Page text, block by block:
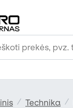
Technika